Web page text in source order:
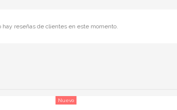
hay reseñas de clientes en este momento.
Nuevo